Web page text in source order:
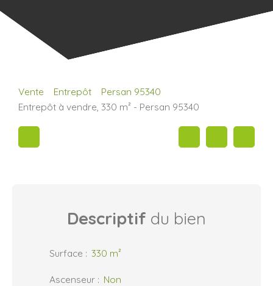
Vente Entrepôt
Persan 95340
Entrepôt à vendre, 330 m² - Persan 95340
Descriptif du bien
Surface : 330 m²
Ascenseur : Non